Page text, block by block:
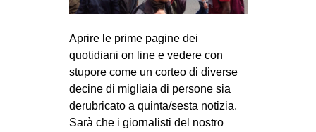
Aprire le prime pagine dei
quotidiani on line e vedere con
stupore come un corteo di diverse
decine di migliaia di persone sia
derubricato a quinta/sesta notizia.
Sarà che i giornalisti del nostro